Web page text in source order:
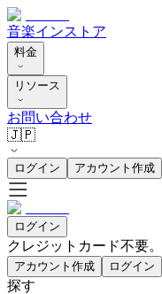
音楽インストア
料金
リソース
お問い合わせ
🇯🇵
ログイン アカウント作成
ログイン
クレジットカード不要
アカウント作成 ログイン
探す